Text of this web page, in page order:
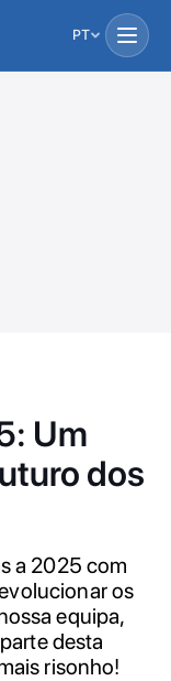
PT
Um
dos
a 2025 com
os
equipa,
desta
risonho!